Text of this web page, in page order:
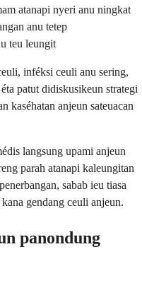
atanapi nyeri anu ningkat
anu tetep
teu leungit
inféksi ceuli anu sering,
patut didiskusikeun strategi
kaséhatan anjeun sateuacan
langsung upami anjeun
parah atanapi kaleungitan
sabab ieu tiasa
gendang ceuli anjeun.
panondung